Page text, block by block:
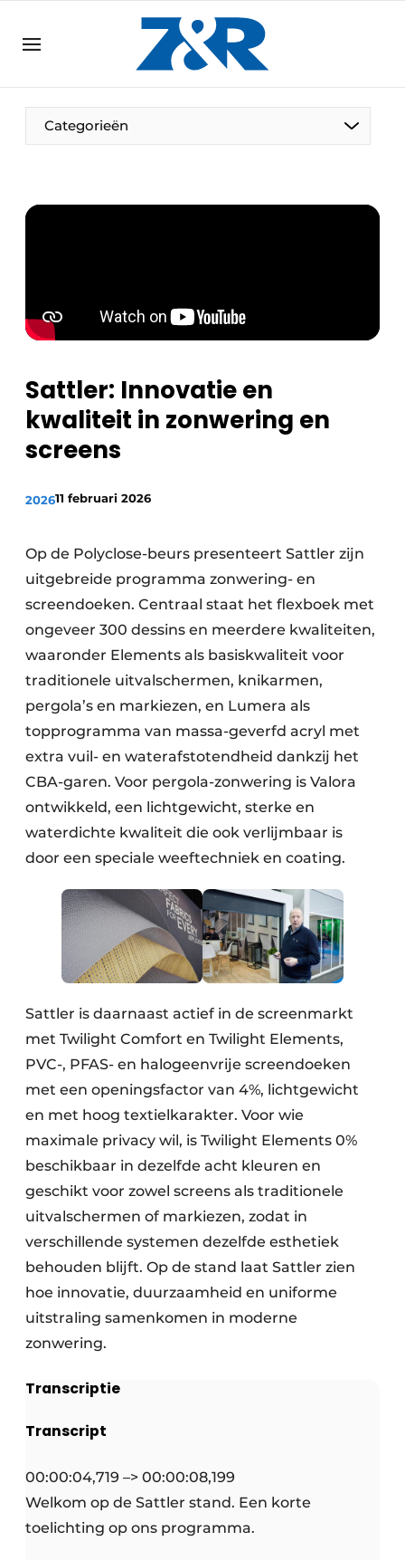
DE EN
NL
Categorieën
Sattler: Innovatie en
kwaliteit in zonwering en
screens
202611 februari 2026
Op de Polyclose-beurs presenteert Sattler zijn
uitgebreide programma zonwering- en
screendoeken. Centraal staat het flexboek met
ongeveer 300 dessins en meerdere kwaliteiten,
waaronder Elements als basiskwaliteit voor
traditionele uitvalschermen, knikarmen,
pergola’s en markiezen, en Lumera als
topprogramma van massa-geverfd acryl met
extra vuil- en waterafstotendheid dankzij het
CBA-garen. Voor pergola-zonwering is Valora
ontwikkeld, een lichtgewicht, sterke en
waterdichte kwaliteit die ook verlijmbaar is
door een speciale weeftechniek en coating.
Sattler is daarnaast actief in de screenmarkt
met Twilight Comfort en Twilight Elements,
PVC-, PFAS- en halogeenvrije screendoeken
met een openingsfactor van 4%, lichtgewicht
en met hoog textielkarakter. Voor wie
maximale privacy wil, is Twilight Elements 0%
beschikbaar in dezelfde acht kleuren en
geschikt voor zowel screens als traditionele
uitvalschermen of markiezen, zodat in
verschillende systemen dezelfde esthetiek
behouden blijft. Op de stand laat Sattler zien
hoe innovatie, duurzaamheid en uniforme
uitstraling samenkomen in moderne
zonwering.
Transcriptie
Transcript
00:00:04,719 –> 00:00:08,199
Welkom op de Sattler stand. Een korte
toelichting op ons programma.